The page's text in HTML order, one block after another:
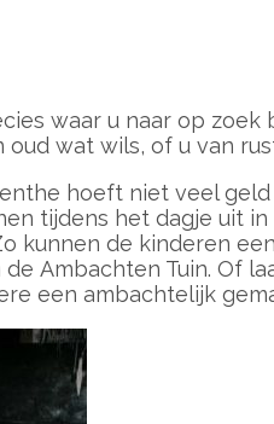
waar u naar op
oud wat wils, of u van
hoeft niet veel
tijdens het dagje uit
kunnen de kinderen
Ambachten Tuin. Of
een ambachtelijk